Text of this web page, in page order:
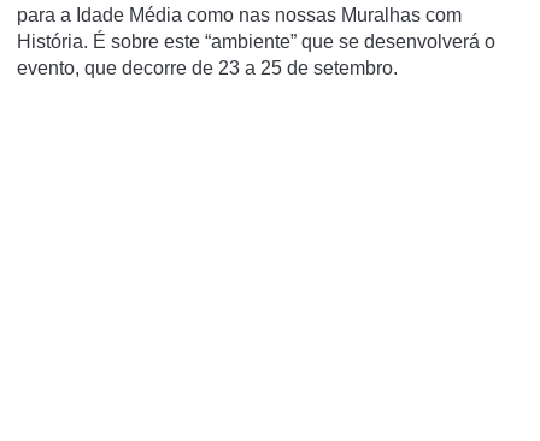
para a Idade Média como nas nossas Muralhas com
História. É sobre este “ambiente” que se desenvolverá o
evento, que decorre de 23 a 25 de setembro.